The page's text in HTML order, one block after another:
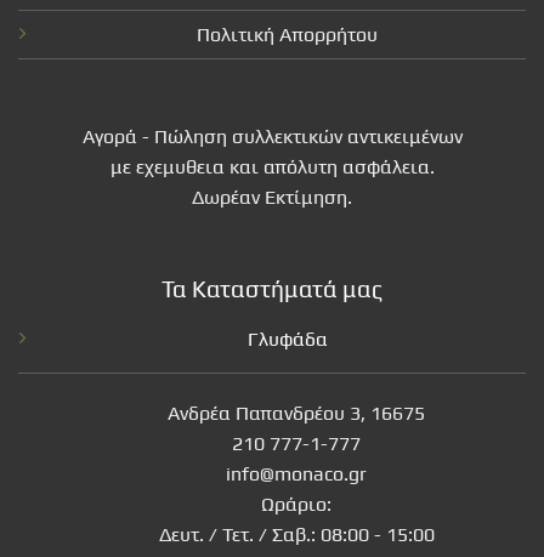
Πολιτική Απορρήτου
Αγορά - Πώληση συλλεκτικών αντικειμένων
με εχεμυθεια και απόλυτη ασφάλεια.
Δωρέαν Εκτίμηση.
Τα Καταστήματά μας
Γλυφάδα
Ανδρέα Παπανδρέου 3, 16675
210 777-1-777
info@monaco.gr
Ωράριο:
Δευτ. / Τετ. / Σαβ.: 08:00 - 15:00